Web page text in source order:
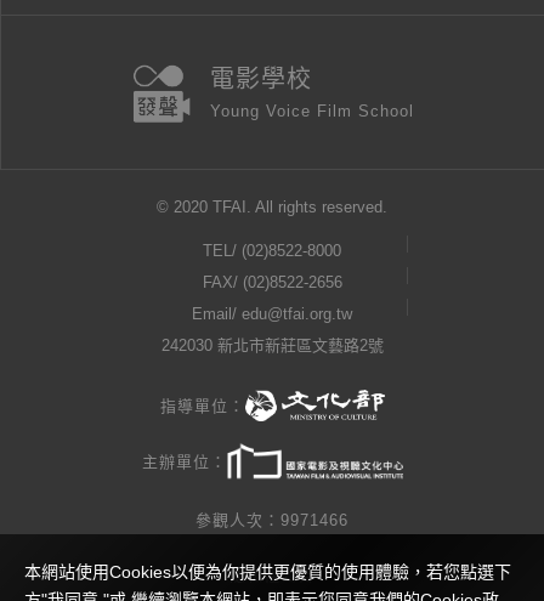
電影學校
Young Voice Film School
© 2020 TFAI. All rights reserved.
TEL/ (02)8522-8000
FAX/ (02)8522-2656
Email/ edu@tfai.org.tw
242030 新北市新莊區文藝路2號
指導單位：
主辦單位：
參觀人次：9971466
隱私權公告
本網站使用Cookies以便為你提供更優質的使用體驗，若您點選下